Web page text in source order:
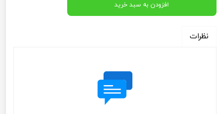
افزودن به سبد خرید
نظرات